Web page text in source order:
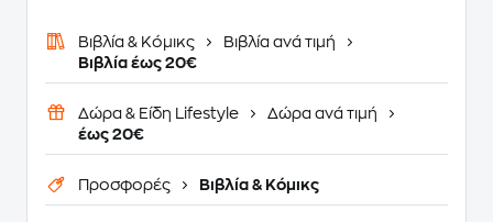
Βιβλία & Κόμικς
Βιβλία ανά τιμή
Βιβλία έως 20€
Δώρα & Είδη Lifestyle
Δώρα ανά τιμή
έως 20€
Προσφορές Βιβλία & Κόμικς